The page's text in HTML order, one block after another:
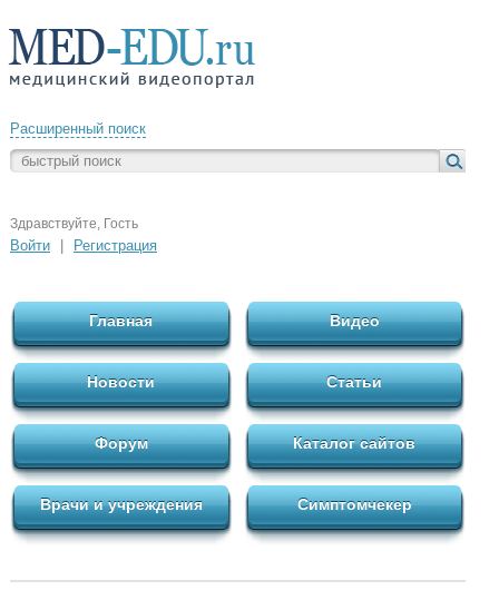
Расширенный поиск
Здравствуйте, Гость
Войти Регистрация
Главная Видео
Новости Статьи
Форум Каталог сайтов
Врачи и учреждения Симптомчекер